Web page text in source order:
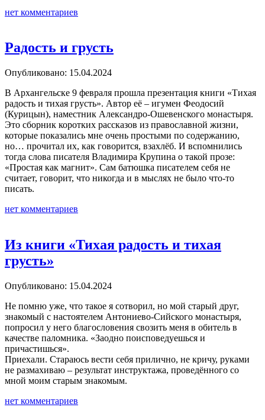
нет комментариев
Радость и грусть
Опубликовано: 15.04.2024
В Архангельске 9 февраля прошла презентация книги «Тихая
радость и тихая грусть». Автор её – игумен Феодосий
(Курицын), наместник Александро-Ошевенского монастыря.
Это сборник коротких рассказов из православной жизни,
которые показались мне очень простыми по содержанию,
но… прочитал их, как говорится, взахлёб. И вспомнились
тогда слова писателя Владимира Крупина о такой прозе:
«Простая как магнит». Сам батюшка писателем себя не
считает, говорит, что никогда и в мыслях не было что-то
писать.
нет комментариев
Из книги «Тихая радость и тихая
грусть»
Опубликовано: 15.04.2024
Не помню уже, что такое я сотворил, но мой старый друг,
знакомый с настоятелем Антониево-Сийского монастыря,
попросил у него благословения свозить меня в обитель в
качестве паломника. «Заодно поисповедуешься и
причастишься».
Приехали. Стараюсь вести себя прилично, не кричу, руками
не размахиваю – результат инструктажа, проведённого со
мной моим старым знакомым.
нет комментариев